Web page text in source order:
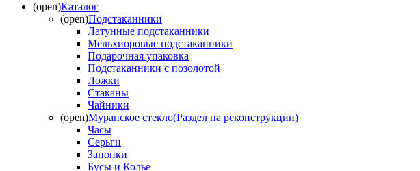
(open)Каталог
(open)Подстаканники
Латунные подстаканники
Мельхиоровые подстаканники
Подарочная упаковка
Подстаканники с позолотой
Ложки
Стаканы
Чайники
(open)Муранское стекло(Раздел на реконструкции)
Часы
Серьги
Запонки
Бусы и Колье